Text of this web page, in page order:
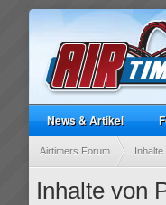
News & Artikel
Airtimers Forum
Inhalte von